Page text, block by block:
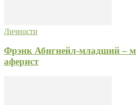
Личности
Фрэнк Абигнейл-младший –
аферист